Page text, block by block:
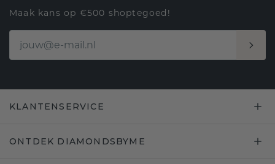
Maak kans op €500 shoptegoed!
KLANTENSERVICE
ONTDEK DIAMONDSBYME